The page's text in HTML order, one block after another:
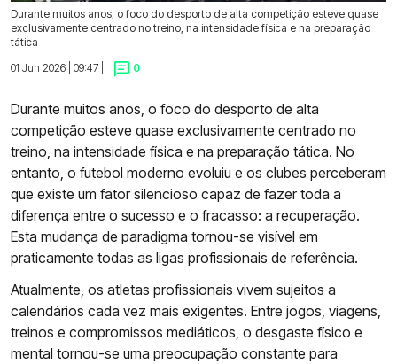
Durante muitos anos, o foco do desporto de alta competição esteve quase
exclusivamente centrado no treino, na intensidade física e na preparação
tática
01 Jun 2026 | 09:47 |
0
Durante muitos anos, o foco do desporto de alta
competição esteve quase exclusivamente centrado no
treino, na intensidade física e na preparação tática. No
entanto, o futebol moderno evoluiu e os clubes perceberam
que existe um fator silencioso capaz de fazer toda a
diferença entre o sucesso e o fracasso: a recuperação.
Esta mudança de paradigma tornou-se visível em
praticamente todas as ligas profissionais de referência.
Atualmente, os atletas profissionais vivem sujeitos a
calendários cada vez mais exigentes. Entre jogos, viagens,
treinos e compromissos mediáticos, o desgaste físico e
mental tornou-se uma preocupação constante para